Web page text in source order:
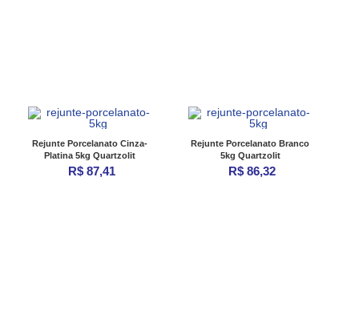
Rejunte Porcelanato Cinza-
Platina 5kg Quartzolit
R$ 87,41
Rejunte Porcelanato Branco
5kg Quartzolit
R$ 86,32